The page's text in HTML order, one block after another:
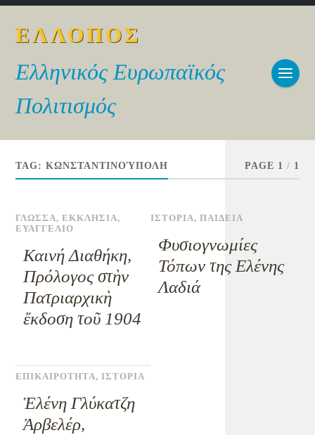
ΕΛΛΟΠΟΣ
Ελληνικός Ευρωπαϊκός
Πολιτισμός
TAG:ΚΩΝΣΤΑΝΤΙΝΟΎΠΟΛΗ PAGE 1 / 1
ΓΛΩΣΣΑ,ΕΚΚΛΗΣΙΑ,
ΕΥΑΓΓΕΛΙΟ
Καινή Διαθήκη,
Πρόλογος στὴν
Πατριαρχικὴ
ἔκδοση τοῦ 1904
ΙΣΤΟΡΙΑ, ΠΑΙΔΕΙΑ
Φυσιογνωμίες
Τόπων της Ελένης
Λαδιά
ΕΠΙΚΑΙΡΟΤΗΤΑ, ΙΣΤΟΡΙΑ
Ἑλένη Γλύκατζη
Ἀρβελέρ,